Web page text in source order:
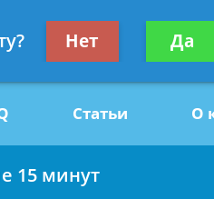
Получите
Статьи О
15 минут
Нет Да